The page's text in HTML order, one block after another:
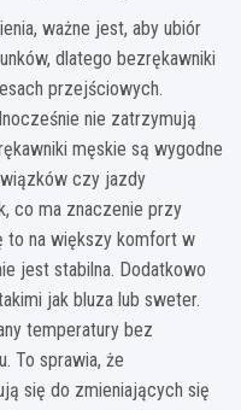
ważne jest, aby ubiór
dlatego bezrękawniki
przejściowych.
nie zatrzymują
męskie są wygodne
czy jazdy
co ma znaczenie przy
to na większy komfort w
jest stabilna. Dodatkowo
jak bluza lub sweter.
temperatury bez
To sprawia, że
się do zmieniających się